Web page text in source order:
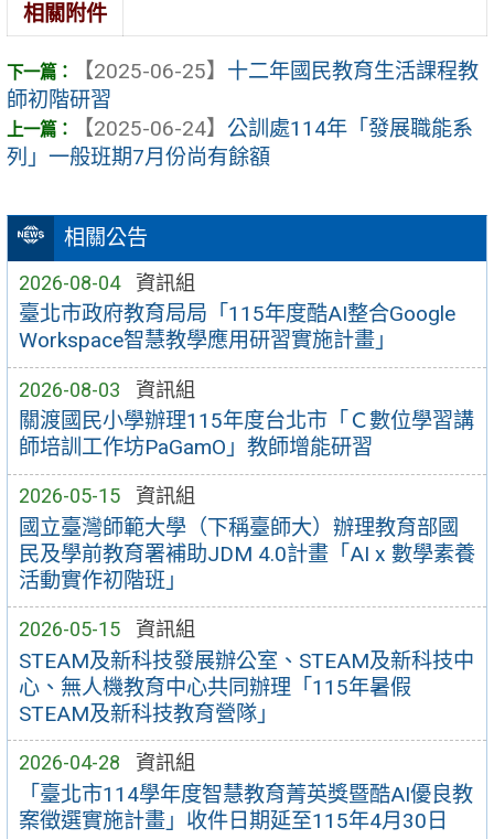
相關公告
2026-08-04 資訊組
臺北市政府教育局局「115年度酷AI整合Google
Workspace智慧教學應用研習實施計畫」
2026-08-03 資訊組
關渡國民小學辦理115年度台北市「Ｃ數位學習講
師培訓工作坊PaGamO」教師增能研習
2026-05-15 資訊組
國立臺灣師範大學（下稱臺師大）辦理教育部國
民及學前教育署補助JDM 4.0計畫「AI x 數學素養
活動實作初階班」
2026-05-15 資訊組
STEAM及新科技發展辦公室、STEAM及新科技中
心、無人機教育中心共同辦理「115年暑假
STEAM及新科技教育營隊」
2026-04-28 資訊組
「臺北市114學年度智慧教育菁英獎暨酷AI優良教
案徵選實施計畫」收件日期延至115年4月30日
相關附件
【2025-06-25】 十二年國民教育生活課程教
師初階研習
【2025-06-24】 公訓處114年「發展職能系
列」一般班期7月份尚有餘額